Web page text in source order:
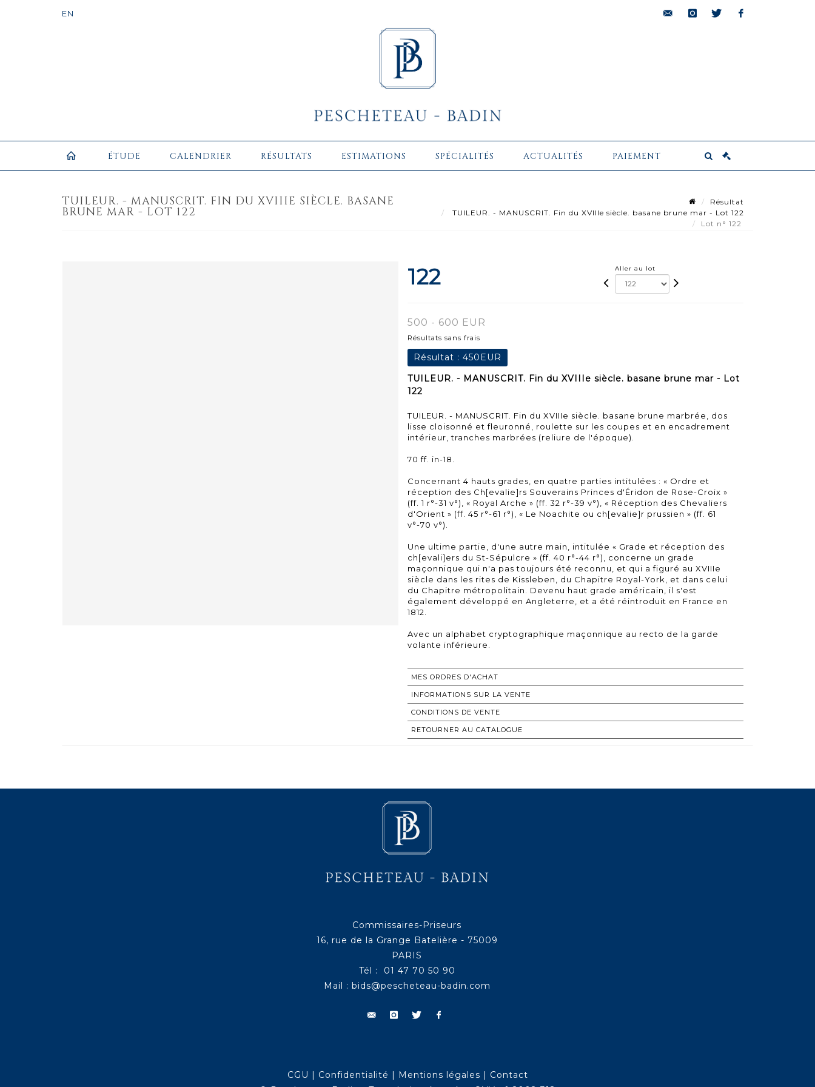
ÉTUDE CALENDRIER RÉSULTATS ESTIMATIONS SPÉCIALITÉS ACTUALITÉS PAIEMENT
TUILEUR. - MANUSCRIT. FIN DU XVIIIE SIÈCLE. BASANE
BRUNE MAR - LOT 122
Résultat
TUILEUR. - MANUSCRIT. Fin du XVIIIe siècle. basane brune mar - Lot 122
Lot n° 122
122 Aller au lot
500 - 600 EUR
Résultats sans frais
Résultat : 450EUR
TUILEUR. - MANUSCRIT. Fin du XVIIIe siècle. basane brune mar - Lot
122
TUILEUR. - MANUSCRIT. Fin du XVIIIe siècle. basane brune marbrée, dos
lisse cloisonné et fleuronné, roulette sur les coupes et en encadrement
intérieur, tranches marbrées (reliure de l'époque).
70 ff. in-18.
Concernant 4 hauts grades, en quatre parties intitulées : « Ordre et
réception des Ch[evalie]rs Souverains Princes d'Éridon de Rose-Croix »
(ff. 1 r°-31 v°), « Royal Arche » (ff. 32 r°-39 v°), « Réception des Chevaliers
d'Orient » (ff. 45 r°-61 r°), « Le Noachite ou ch[evalie]r prussien » (ff. 61
v°-70 v°).
Une ultime partie, d'une autre main, intitulée « Grade et réception des
ch[evali]ers du St-Sépulcre » (ff. 40 r°-44 r°), concerne un grade
maçonnique qui n'a pas toujours été reconnu, et qui a figuré au XVIIIe
siècle dans les rites de Kissleben, du Chapitre Royal-York, et dans celui
du Chapitre métropolitain. Devenu haut grade américain, il s'est
également développé en Angleterre, et a été réintroduit en France en
1812.
Avec un alphabet cryptographique maçonnique au recto de la garde
volante inférieure.
MES ORDRES D'ACHAT
INFORMATIONS SUR LA VENTE
CONDITIONS DE VENTE
RETOURNER AU CATALOGUE
Commissaires-Priseurs
16, rue de la Grange Batelière - 75009
PARIS
Tél : 01 47 70 50 90
Mail : bids@pescheteau-badin.com
CGU | Confidentialité | Mentions légales | Contact